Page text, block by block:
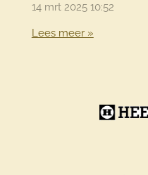
14 mrt 2025 10:52
Lees meer »